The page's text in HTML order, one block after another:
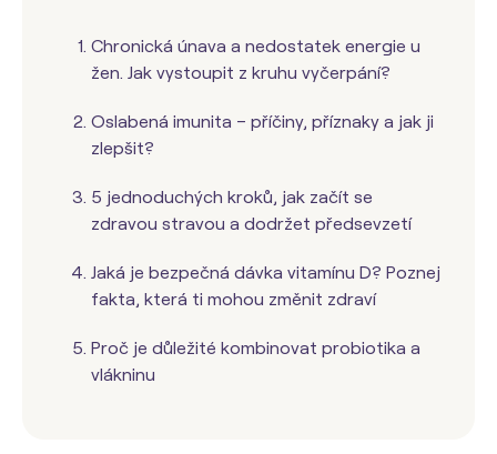
Chronická únava a nedostatek energie u
žen. Jak vystoupit z kruhu vyčerpání?
Oslabená imunita – příčiny, příznaky a jak ji
zlepšit?
5 jednoduchých kroků, jak začít se
zdravou stravou a dodržet předsevzetí
Jaká je bezpečná dávka vitamínu D? Poznej
fakta, která ti mohou změnit zdraví
Proč je důležité kombinovat probiotika a
vlákninu